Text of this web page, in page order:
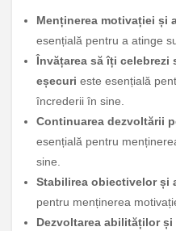
Menținerea motivației și
esențială pentru a atinge
Învățarea să îți
eșecuri este esențială
încrederii în sine.
Continuarea dezvoltării
esențială pentru
sine.
Stabilirea obiectivelor și
pentru menținerea
Dezvoltarea abilităților